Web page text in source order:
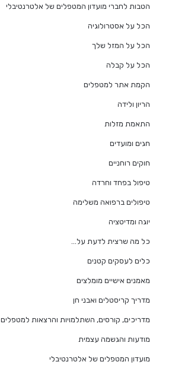
הטבות לחברי מועדון המטפלים של אלטרנטיבלי
הכל על אסטרולוגיה
הכל על המזל שלך
הכל על קבלה
הקמת אתר למטפלים
הריון ולידה
התאמת מזלות
חגים ומועדים
חוקים רוחניים
טיפול בפחד וחרדה
טיפולים ברפואה משלימה
יוגה ומדיטציה
כל מה שרצית לדעת על…
כלים לעסקים קטנים
מאמנים אישיים מומלצים
מדריך קריסטלים ואבני חן
מדריכים, קורסים, השתלמויות והרצאות למטפלים
מודעות והגשמה עצמית
מועדון המטפלים של אלטרנטיבלי